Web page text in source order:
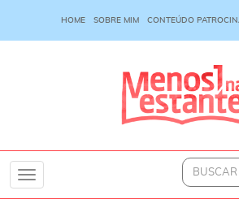
HOME SOBRE MIM CONTEÚDO
Toggle